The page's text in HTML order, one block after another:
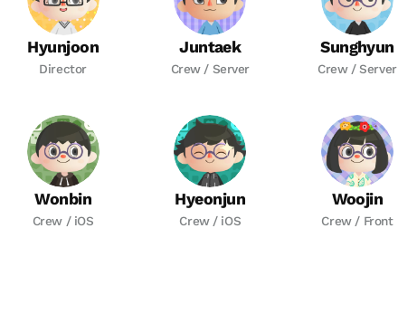
Hyunjoon
Director
Juntaek
Crew / Server
Sunghyun
Crew / Server
Wonbin
Crew / iOS
Hyeonjun
Crew / iOS
Woojin
Crew / Front